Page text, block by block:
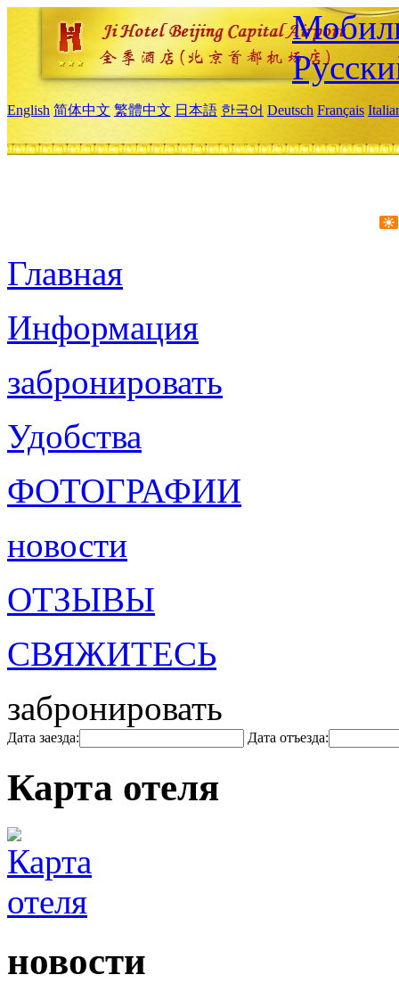
English 简体中文 繁體中文 日本語 한국어 Deutsch Français
Главная
Информация
забронировать
Удобства
ФОТОГРАФИИ
новости
ОТЗЫВЫ
СВЯЖИТЕСЬ
забронировать
Дата заезда: Дата отъезда:
Карта отеля
новости